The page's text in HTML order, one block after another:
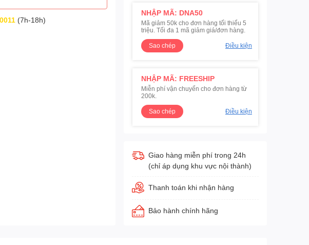
(7h-18h)
NHẬP MÃ: DNA50
Mã giảm 50k cho đơn hàng tối thiểu 5
triệu. Tối đa 1 mã giảm giá/đơn hàng.
Sao chép
Điều kiện
NHẬP MÃ: FREESHIP
Miễn phí vận chuyển cho đơn hàng từ
200k.
Sao chép
Điều kiện
Giao hàng miễn phí trong 24h
(chỉ áp dụng khu vực nội thành)
Thanh toán khi nhận hàng
Bảo hành chính hãng